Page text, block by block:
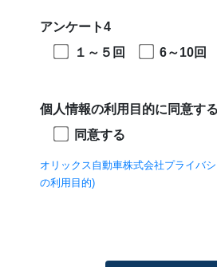
アンケート4
１～５回
6～10回
個人情報の利用目的に同意する
同意する
オリックス自動車株式会社プライバ
の利用目的)